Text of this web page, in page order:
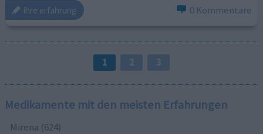
ihre erfahrung 0 Kommentare
1 2 3
Medikamente mit den meisten Erfahrungen
Mirena (624)